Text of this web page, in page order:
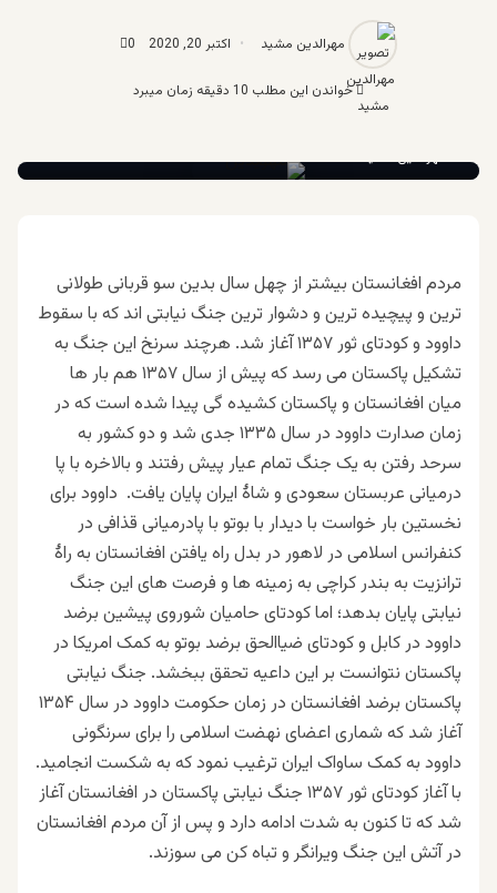
مهرالدین مشید اکتبر 20, 2020 0
خواندن این مطلب 10 دقیقه زمان میبرد
مهرالدین مشید
مردم افغانستان بیشتر از چهل سال بدین سو قربانی طولانی
ترین و پیچیده ترین و دشوار ترین جنگ نیابتی اند که با سقوط
داوود و کودتای ثور ۱۳۵۷ آغاز شد. هرچند سرنخ این جنگ به
تشکیل پاکستان می رسد که پیش از سال ۱۳۵۷ هم بار ها
میان افغانستان و پاکستان کشیده گی پیدا شده است که در
زمان صدارت داوود در سال ۱۳۳۵ جدی شد و دو کشور به
سرحد رفتن به یک جنگ تمام عیار پیش رفتند و بالاخره با پا
درمیانی عربستان سعودی و شاۀ ایران پایان یافت. داوود برای
نخستین بار خواست با دیدار با بوتو با پادرمیانی قذافی در
کنفرانس اسلامی در لاهور در بدل راه یافتن افغانستان به راۀ
ترانزیت به بندر کراچی به زمینه ها و فرصت های این جنگ
نیابتی پایان بدهد؛ اما کودتای حامیان شوروی پیشین برضد
داوود در کابل و کودتای ضیاالحق برضد بوتو به کمک امریکا در
پاکستان نتوانست بر این داعیه تحقق ببخشد. جنگ نیابتی
پاکستان برضد افغانستان در زمان حکومت داوود در سال ۱۳۵۴
آغاز شد که شماری اعضای نهضت اسلامی را برای سرنگونی
داوود به کمک ساواک ایران ترغیب نمود که به شکست انجامید.
با آغاز کودتای ثور ۱۳۵۷ جنگ نیابتی پاکستان در افغانستان آغاز
شد که تا کنون به شدت ادامه دارد و پس از آن مردم افغانستان
در آتش این جنگ ویرانگر و تباه کن می سوزند.